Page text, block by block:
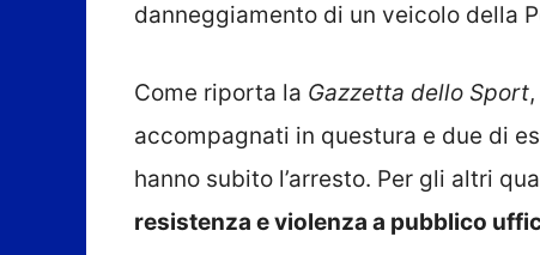
danneggiamento di un veicolo della
Come riporta la Gazzetta dello Sport
accompagnati in questura e due di
hanno subito l’arresto. Per gli altri
resistenza e violenza a pubblico